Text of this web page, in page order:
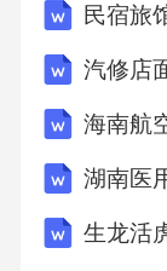
民宿旅
汽修店
海南航
湖南医
生龙活